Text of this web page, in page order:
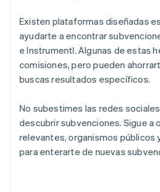
Existen plataformas diseñadas
ayudarte a encontrar
e Instrumentl. Algunas de estas
comisiones, pero pueden
buscas resultados específicos.
No subestimes las redes
descubrir subvenciones. Sigue a
relevantes, organismos públicos
para enterarte de nuevas